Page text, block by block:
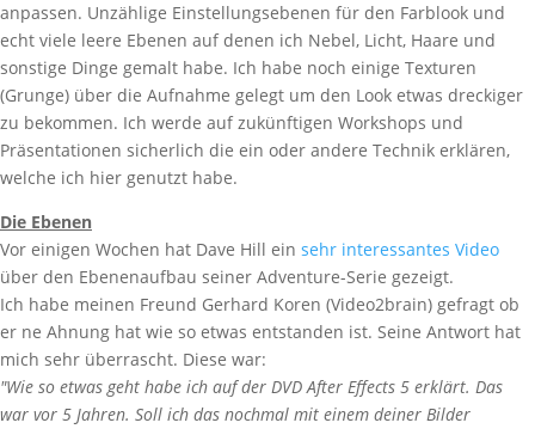
anpassen. Unzählige Einstellungsebenen für den Farblook und
echt viele leere Ebenen auf denen ich Nebel, Licht, Haare und
sonstige Dinge gemalt habe. Ich habe noch einige Texturen
(Grunge) über die Aufnahme gelegt um den Look etwas dreckiger
zu bekommen. Ich werde auf zukünftigen Workshops und
Präsentationen sicherlich die ein oder andere Technik erklären,
welche ich hier genutzt habe.
Die Ebenen
Vor einigen Wochen hat Dave Hill ein sehr interessantes Video
über den Ebenenaufbau seiner Adventure-Serie gezeigt.
Ich habe meinen Freund Gerhard Koren (Video2brain) gefragt ob
er ne Ahnung hat wie so etwas entstanden ist. Seine Antwort hat
mich sehr überrascht. Diese war:
"Wie so etwas geht habe ich auf der DVD After Effects 5 erklärt. Das
war vor 5 Jahren. Soll ich das nochmal mit einem deiner Bilder